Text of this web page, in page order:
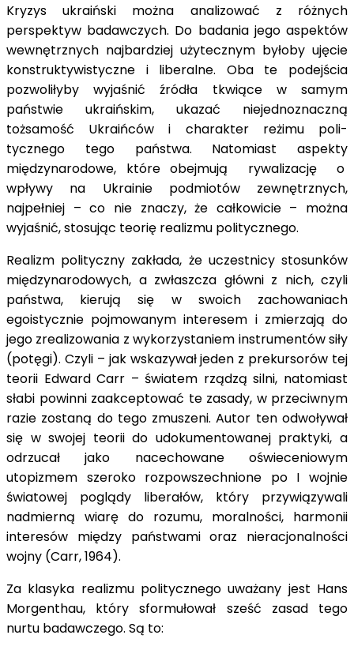
Kryzys ukraiński można analizować z różnych
perspektyw badawczych. Do badania jego aspektów
wewnętrznych najbardziej użytecznym byłoby ujęcie
konstruktywistyczne i liberalne. Oba te podejścia
pozwoliłyby wyjaśnić źródła tkwiące w samym
państwie ukraińskim, ukazać niejednoznaczną
tożsamość Ukraińców i charakter reżimu poli-
tycznego tego państwa. Natomiast aspekty
międzynarodowe, które obejmują rywalizację o
wpływy na Ukrainie podmiotów zewnętrznych,
najpełniej – co nie znaczy, że całkowicie – można
wyjaśnić, stosując teorię realizmu politycznego.
Realizm polityczny zakłada, że uczestnicy stosunków
międzynarodowych, a zwłaszcza główni z nich, czyli
państwa, kierują się w swoich zachowaniach
egoistycznie pojmowanym interesem i zmierzają do
jego zrealizowania z wykorzystaniem instrumentów siły
(potęgi). Czyli – jak wskazywał jeden z prekursorów tej
teorii Edward Carr – światem rządzą silni, natomiast
słabi powinni zaakceptować te zasady, w przeciwnym
razie zostaną do tego zmuszeni. Autor ten odwoływał
się w swojej teorii do udokumentowanej praktyki, a
odrzucał jako nacechowane oświeceniowym
utopizmem szeroko rozpowszechnione po I wojnie
światowej poglądy liberałów, który przywiązywali
nadmierną wiarę do rozumu, moralności, harmonii
interesów między państwami oraz nieracjonalności
wojny (Carr, 1964).
Za klasyka realizmu politycznego uważany jest Hans
Morgenthau, który sformułował sześć zasad tego
nurtu badawczego. Są to: